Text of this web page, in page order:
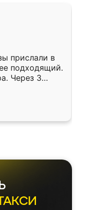
прислали в
подходящий.
Через 3
Остались